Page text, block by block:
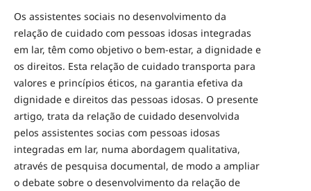
Os assistentes sociais no desenvolvimento da
relação de cuidado com pessoas idosas integradas
em lar, têm como objetivo o bem-estar, a dignidade e
os direitos. Esta relação de cuidado transporta para
valores e princípios éticos, na garantia efetiva da
dignidade e direitos das pessoas idosas. O presente
artigo, trata da relação de cuidado desenvolvida
pelos assistentes socias com pessoas idosas
integradas em lar, numa abordagem qualitativa,
através de pesquisa documental, de modo a ampliar
o debate sobre o desenvolvimento da relação de